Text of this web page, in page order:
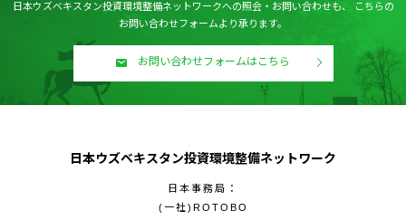
日本ウズベキスタン投資環境整備ネットワークへの照会・お問い合わせも、
こちらの
お問い合わせフォームより承ります。
お問い合わせフォームはこちら
日本ウズベキスタン投資環境整備ネットワーク
日本事務局：
(一社)ROTOBO